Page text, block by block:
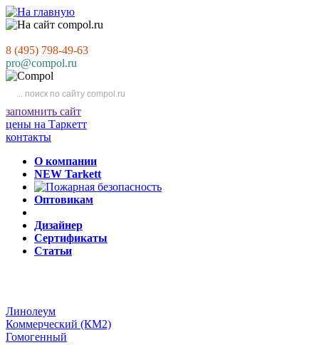
8 (495) 798-49-63
pro@compol.ru
запомнить сайт
цены на Таркетт
контакты
О компании
NEW Tarkett
Оптовикам
Дизайнер
Сертификаты
Статьи
Линолеум
Коммерческий (КМ2)
Гомогенный